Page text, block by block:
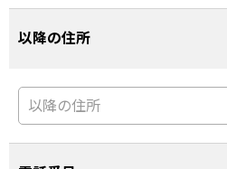
以降の住所